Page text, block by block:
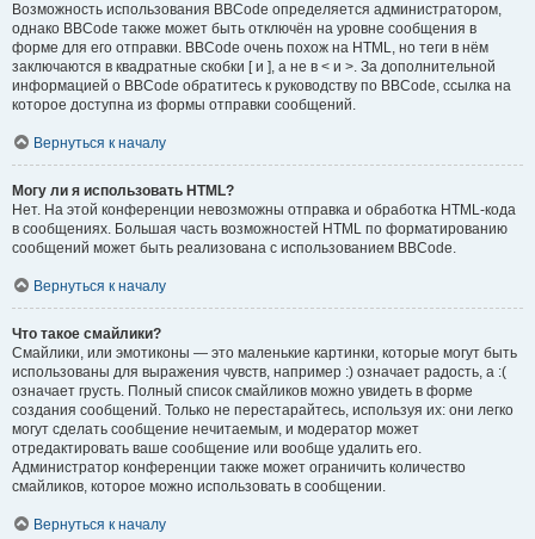
Возможность использования BBCode определяется администратором,
однако BBCode также может быть отключён на уровне сообщения в
форме для его отправки. BBCode очень похож на HTML, но теги в нём
заключаются в квадратные скобки [ и ], а не в < и >. За дополнительной
информацией о BBCode обратитесь к руководству по BBCode, ссылка на
которое доступна из формы отправки сообщений.
Вернуться к началу
Могу ли я использовать HTML?
Нет. На этой конференции невозможны отправка и обработка HTML-кода
в сообщениях. Большая часть возможностей HTML по форматированию
сообщений может быть реализована с использованием BBCode.
Вернуться к началу
Что такое смайлики?
Смайлики, или эмотиконы — это маленькие картинки, которые могут быть
использованы для выражения чувств, например :) означает радость, а :(
означает грусть. Полный список смайликов можно увидеть в форме
создания сообщений. Только не перестарайтесь, используя их: они легко
могут сделать сообщение нечитаемым, и модератор может
отредактировать ваше сообщение или вообще удалить его.
Администратор конференции также может ограничить количество
смайликов, которое можно использовать в сообщении.
Вернуться к началу